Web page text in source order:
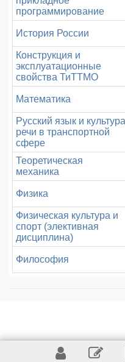
программирование
История России
Конструкция и
эксплуатационные
свойства ТиТТМО
Математика
Русский язык и культура
речи в транспортной
сфере
Теоретическая
механика
Физика
Физическая культура и
спорт (элективная
дисциплина)
Философия